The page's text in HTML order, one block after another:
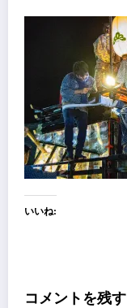
いいね:
コメントを残す